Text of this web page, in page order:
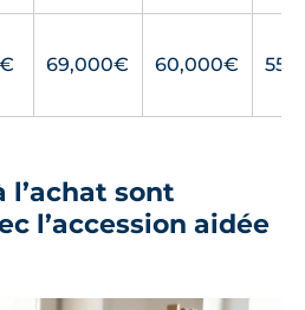
69,000€ 60,000€
l’achat sont
l’accession aidée